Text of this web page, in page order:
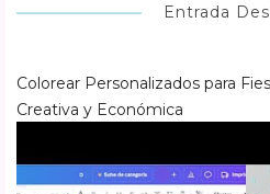
Entrada
Colorear Personalizados para
Creativa y Económica